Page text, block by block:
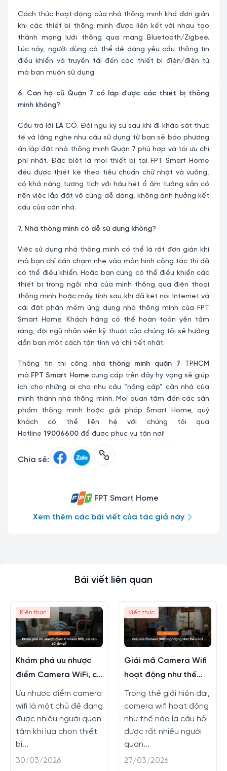
Cách thức hoạt động của nhà thông minh khá đơn giản
khi các thiết bị thông minh được liên kết với nhau tạo
thành mạng lưới thông qua mạng Bluetooth/Zigbee.
Lúc này, người dùng có thể dễ dàng yêu cầu thông tin
điều khiển và truyền tải đến các thiết bị điện/điện tử
mà bạn muốn sử dụng.
6. Căn hộ cũ Quận 7 có lắp được các thiết bị thông
minh không?
Câu trả lời LÀ CÓ. Đội ngũ kỹ sư sau khi đi khảo sát thực
tế và lắng nghe nhu cầu sử dụng từ bạn sẽ báo phương
án lắp đặt nhà thông minh Quận 7 phù hợp và tối ưu chi
phí nhất. Đặc biệt là mọi thiết bị tại FPT Smart Home
đều được thiết kế theo tiêu chuẩn chữ nhật và vuông,
có khả năng tương tích với hầu hết ổ âm tường sẵn có
nên việc lắp đặt vô cùng dễ dàng, không ảnh hưởng kết
cấu của căn nhà.
7. Nhà thông minh có dễ sử dụng không?
Việc sử dụng nhà thông minh có thể là rất đơn giản khi
mà bạn chỉ cần chạm nhẹ vào màn hình công tắc thì đã
có thể điều khiển. Hoặc bạn cũng có thể điều khiển các
thiết bị trong ngôi nhà của mình thông qua điện thoại
thông minh hoặc máy tính sau khi đã kết nối Internet và
cài đặt phần mềm ứng dụng nhà thông minh của FPT
Smart Home. Khách hàng có thể hoàn toàn yên tâm
rằng, đội ngũ nhân viên kỹ thuật của chúng tôi sẽ hướng
dẫn bạn một cách tận tình và chi tiết nhất.
Thông tin thi công nhà thông minh quận 7 TPHCM
mà FPT Smart Home cung cấp trên đây hy vọng sẽ giúp
ích cho những ai cho nhu cầu “nâng cấp” căn nhà của
mình thành nhà thông minh. Mọi quan tâm đến các sản
phẩm thông minh hoặc giải pháp Smart Home, quý
khách có thể liên hệ với chúng tôi qua
Hotline 19006600 để được phục vụ tận nơi!
Chia sẻ:
FPT Smart Home
Xem thêm các bài viết của tác giả này
Bài viết liên quan
Kiến thức
Khám phá ưu nhược
điểm Camera WiFi, có
nên sử dụng?
Ưu nhược điểm camera
wifi là một chủ đề đang
được nhiều người quan
tâm khi lựa chọn thiết
bị...
30/03/2026
Kiến thức
Giải mã Camera Wifi
hoạt động như thế
nào?
Trong thế giới hiện đại,
camera wifi hoạt động
như thế nào là câu hỏi
được rất nhiều người
quan...
27/03/2026